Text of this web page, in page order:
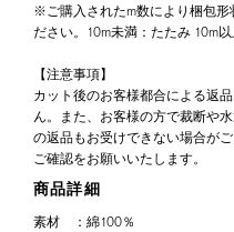
※ご購入されたm数により梱包形
ださい。10m未満：たたみ 10m
【注意事項】
カット後のお客様都合による返
ん。また、お客様の方で裁断や
の返品もお受けできない場合が
ご確認をお願いいたします。
商品詳細
素材 ： 綿100％